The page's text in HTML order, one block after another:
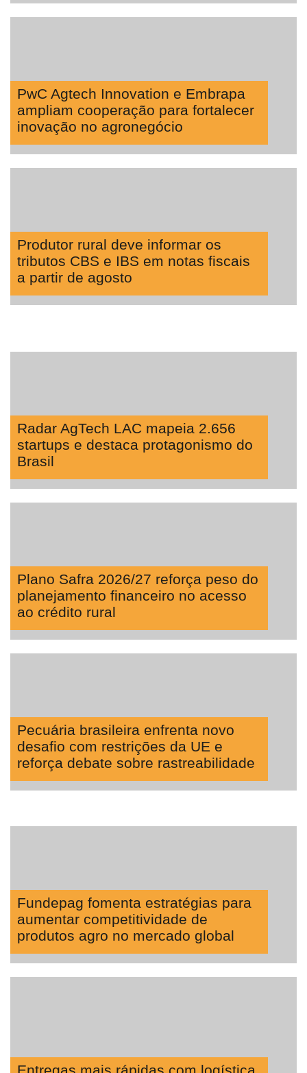
PwC Agtech Innovation e Embrapa
ampliam cooperação para fortalecer
inovação no agronegócio
Produtor rural deve informar os
tributos CBS e IBS em notas fiscais
a partir de agosto
Radar AgTech LAC mapeia 2.656
startups e destaca protagonismo do
Brasil
Plano Safra 2026/27 reforça peso do
planejamento financeiro no acesso
ao crédito rural
Pecuária brasileira enfrenta novo
desafio com restrições da UE e
reforça debate sobre rastreabilidade
Fundepag fomenta estratégias para
aumentar competitividade de
produtos agro no mercado global
Entregas mais rápidas com logística